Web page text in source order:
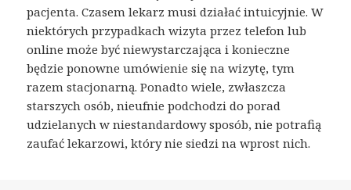
pacjenta. Czasem lekarz musi działać intuicyjnie. W
niektórych przypadkach wizyta przez telefon lub
online może być niewystarczająca i konieczne
będzie ponowne umówienie się na wizytę, tym
razem stacjonarną. Ponadto wiele, zwłaszcza
starszych osób, nieufnie podchodzi do porad
udzielanych w niestandardowy sposób, nie potrafią
zaufać lekarzowi, który nie siedzi na wprost nich.